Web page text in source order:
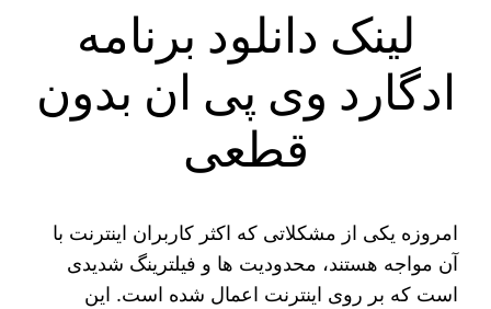
لینک دانلود برنامه
ادگارد وی پی ان بدون
قطعی
امروزه یکی از مشکلاتی که اکثر کاربران اینترنت با
آن مواجه هستند، محدودیت ها و فیلترینگ شدیدی
است که بر روی اینترنت اعمال شده است. این